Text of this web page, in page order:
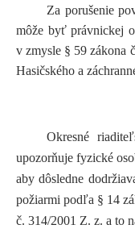
Za porušenie
môže byť právnickej
v zmysle § 59 zákona
Hasičského a
Okresné
upozorňuje fyzické
aby dôsledne
požiarmi podľa § 14
č. 314/2001 Z. z. a to